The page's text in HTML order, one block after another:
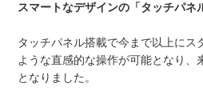
スマートなデザインの「タッチパネ
タッチパネル搭載で今まで以上にス
ような直感的な操作が可能となり、
となりました。